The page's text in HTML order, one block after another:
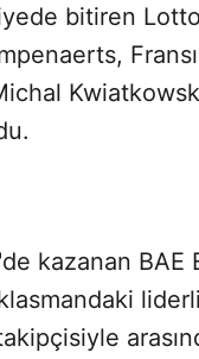
bitiren
kazanan BAE